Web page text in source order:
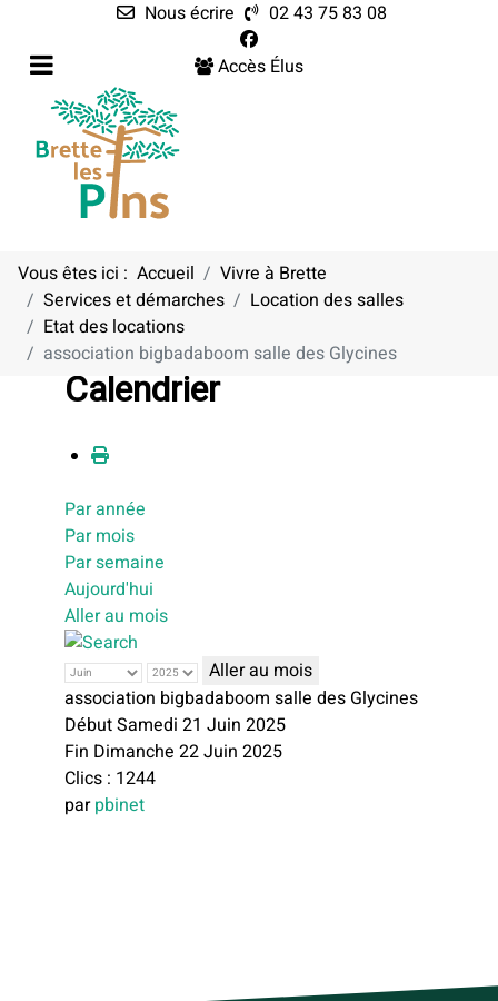
Nous écrire
02 43 75 83 08
Accès Élus
Vous êtes ici : Accueil
Vivre à Brette
Services et démarches
Location des salles
Etat des locations
association bigbadaboom salle des Glycines
Calendrier
Par année
Par mois
Par semaine
Aujourd'hui
Aller au mois
Aller au mois
association bigbadaboom salle des Glycines
Début Samedi 21 Juin 2025
Fin Dimanche 22 Juin 2025
Clics : 1244
parpbinet